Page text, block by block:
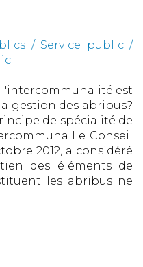
/ Service public /
est
gestion des abribus?
de spécialité de
Conseil
2012, a considéré
des éléments de
les abribus ne